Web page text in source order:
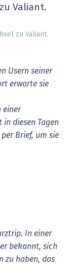
Valiant.
zu Valiant.
Usern seiner
erwarte sie
einer
diesen Tagen
Brief, um sie
In einer
bekannt, sich
zu haben, das